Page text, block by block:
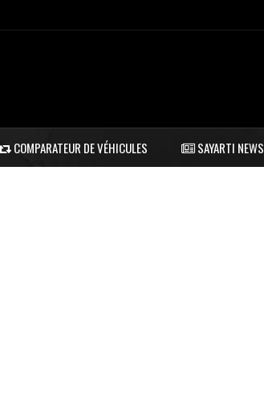
COMPARATEUR DE VÉHICULES SAYARTI NEWS